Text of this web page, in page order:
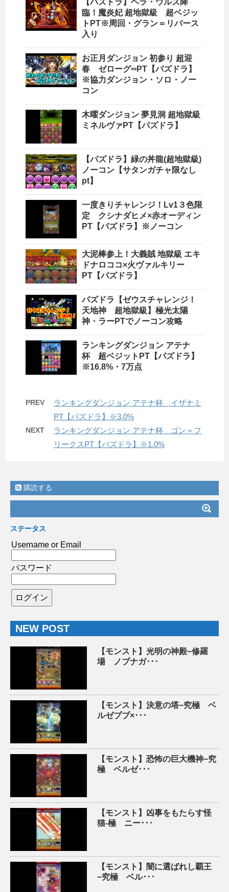
臨！魔炎妃 超地獄級 超ベジッ
トPT※周回・グラン＝リバース
入り
お正月ダンジョン 初参り 超迎
春 ゼローグ∞PT【パズドラ】
※協力ダンジョン・ソロ・ノー
コン
木曜ダンジョン 夢見洞 超地獄級
ミネルヴァPT【パズドラ】
【パズドラ】緑の丼龍(超地獄級)
ノーコン【サタンガチャ限なし
pt】
一度きりチャレンジ！Lv1３色限
定 クシナダヒメ×赤オーディン
PT【パズドラ】※ノーコン
大泥棒参上！大義賊 地獄級 エキ
ドナロココ×火ヴァルキリー
PT【パズドラ】
パズドラ【ゼウスチャレンジ！
天地神 超地獄級】極光太陽
神・ラーPTでノーコン攻略
ランキングダンジョン アテナ
杯 超ベジットPT【パズドラ】
※16.8%・7万点
PREV
ランキングダンジョン アテナ杯 イザナミ
PT【パズドラ】※3.0%
NEXT
ランキングダンジョン アテナ杯 ゴン＝フ
リークスPT【パズドラ】※1.0%
購読する
ステータス
Username or Email
パスワード
NEW POST
【モンスト】光明の神殿−修羅
場 ノブナガ･･･
【モンスト】決意の塔−究極 ベ
ルゼブブ×･･･
【モンスト】恐怖の巨大機神−究
極 ベルゼ･･･
【モンスト】凶事をもたらす怪
猫-極 ニー･･･
【モンスト】闇に選ばれし覇王
−究極 ベル･･･